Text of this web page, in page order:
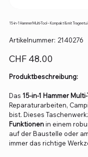
15-in-1 Hammer Multi-Tool – Kompakt & mit Trageetui
Artikelnummer: Artikelnummer:
2140276
2140276
Preis
CHF 48.00
Produktbeschreibung:
Das 15-in-1 Hammer
Reparaturarbeiten,
bist. Dieses
Funktionenin einem
auf der Baustelle oder
immer das richtige